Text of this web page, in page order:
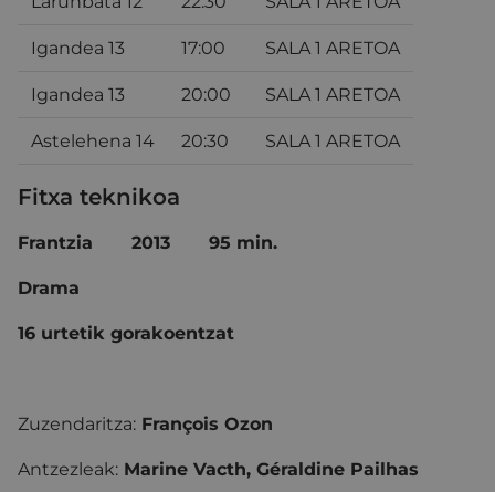
Igandea 13 17:00 SALA 1 ARETOA
Igandea 13 20:00 SALA 1 ARETOA
Astelehena 14 20:30 SALA 1 ARETOA
Fitxa teknikoa
Frantzia 2013 95 min.
Drama
16 urtetik gorakoentzat
Zuzendaritza: François Ozon
Antzezleak: Marine Vacth, Géraldine Pailhas